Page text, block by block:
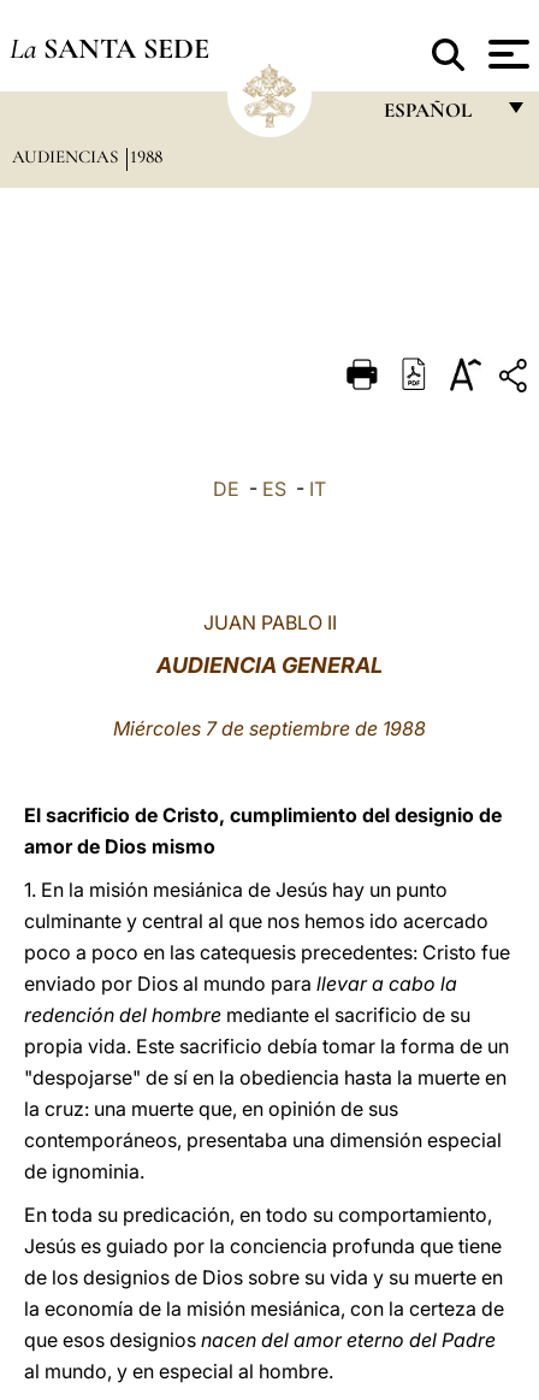
La SANTA SEDE
ESPAÑOL
DEUTSCH
AUDIENCIAS 1988
DE - ES - IT
JUAN PABLO II
AUDIENCIA GENERAL
Miércoles 7 de septiembre de 1988
El sacrificio de Cristo, cumplimiento del designio de
amor de Dios mismo
1. En la misión mesiánica de Jesús hay un punto
culminante y central al que nos hemos ido acercado
poco a poco en las catequesis precedentes: Cristo fue
enviado por Dios al mundo para llevar a cabo la
redención del hombre mediante el sacrificio de su
propia vida. Este sacrificio debía tomar la forma de un
"despojarse" de sí en la obediencia hasta la muerte en
la cruz: una muerte que, en opinión de sus
contemporáneos, presentaba una dimensión especial
de ignominia.
En toda su predicación, en todo su comportamiento,
Jesús es guiado por la conciencia profunda que tiene
de los designios de Dios sobre su vida y su muerte en
la economía de la misión mesiánica, con la certeza de
que esos designios nacen del amor eterno del Padre
al mundo, y en especial al hombre.